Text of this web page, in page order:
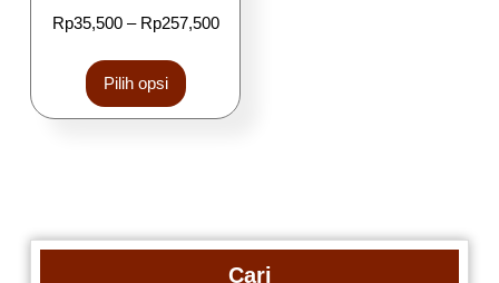
Rp35,500 – Rp257,500
Pilih opsi
Cari